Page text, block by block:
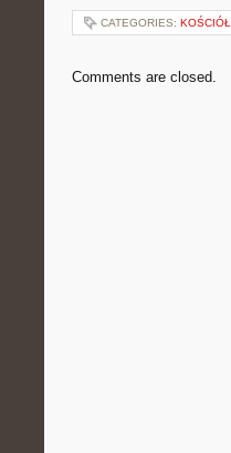
CATEGORIES:
Comments are closed.